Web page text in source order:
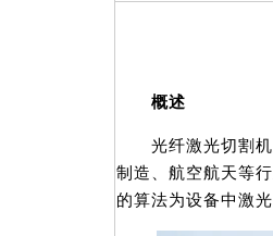
概述
光纤激光切割机
制造、航空航天等
的算法为设备中激